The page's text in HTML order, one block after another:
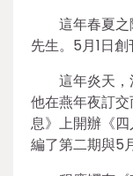
這年春夏
先生。5月1日
這年炎天，
他在燕年夜訂
息》上開辦《
編了第二期與5